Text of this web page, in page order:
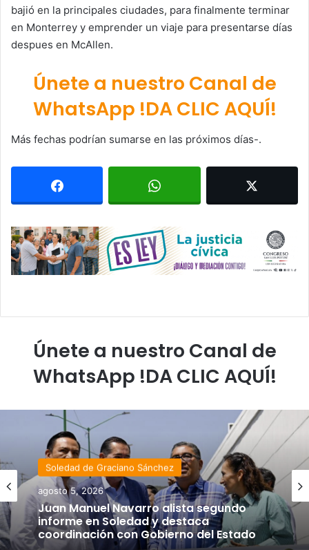
bajió en la principales ciudades, para finalmente terminar
en Monterrey y emprender un viaje para presentarse días
despues en McAllen.
Únete a nuestro Canal de
WhatsApp !DA CLIC AQUÍ!
Más fechas podrían sumarse en las próximos días-.
Únete a nuestro Canal de
WhatsApp !DA CLIC AQUÍ!
Soledad de Graciano Sánchez
agosto 5, 2026
Juan Manuel Navarro alista segundo
informe en Soledad y destaca
coordinación con Gobierno del Estado